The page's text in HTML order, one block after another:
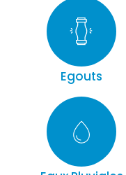
Egouts